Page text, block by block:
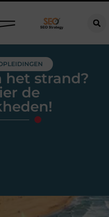
het strand?
de